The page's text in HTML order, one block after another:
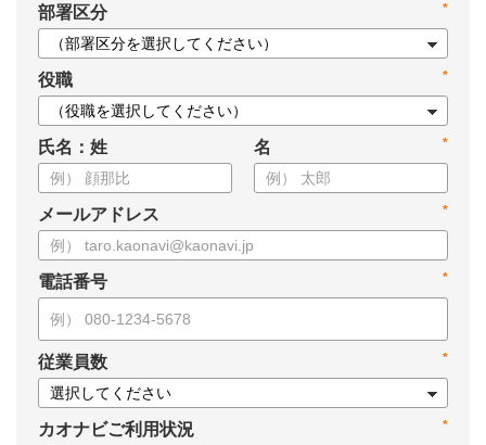
*
部署区分
*
役職
氏名：姓 *
名
*
メールアドレス
*
電話番号
*
従業員数
*
カオナビご利用状況